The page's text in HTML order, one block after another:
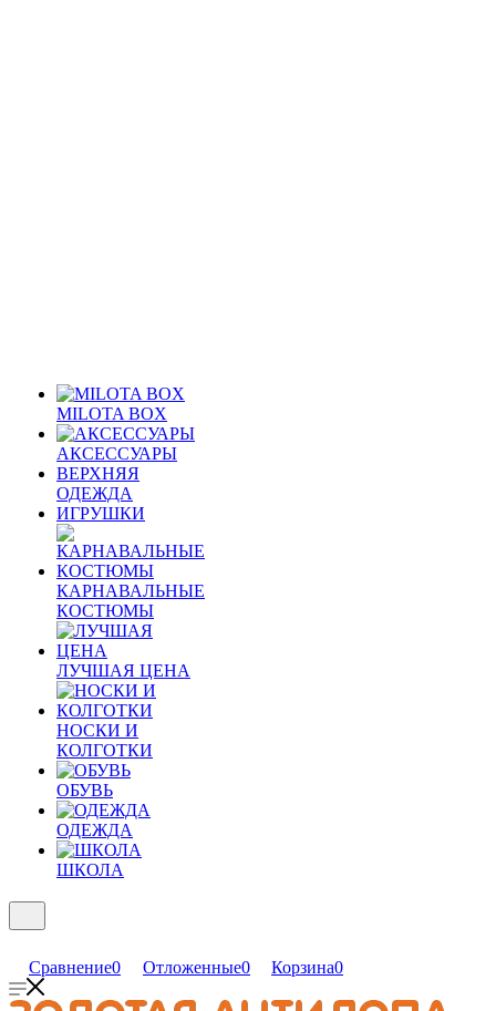
MILOTA BOX
АКСЕССУАРЫ
ВЕРХНЯЯ
ОДЕЖДА
ИГРУШКИ
КАРНАВАЛЬНЫЕ
КОСТЮМЫ
ЛУЧШАЯ ЦЕНА
НОСКИ И
КОЛГОТКИ
ОБУВЬ
ОДЕЖДА
ШКОЛА
Сравнение0 Отложенные0 Корзина0